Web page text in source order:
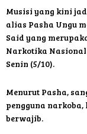
Musisi yang kini
alias Pasha Ungu
Said yang
Narkotika Nasional
Senin (5/10).
Menurut Pasha,
pengguna
berwajib.